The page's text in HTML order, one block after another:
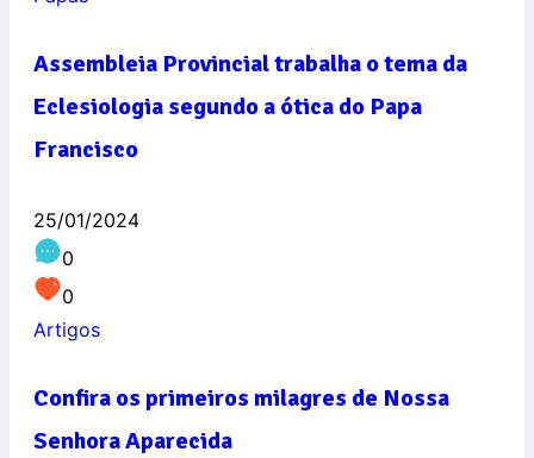
Assembleia Provincial trabalha o tema da
Eclesiologia segundo a ótica do Papa
Francisco
25/01/2024
0
0
Artigos
Confira os primeiros milagres de Nossa
Senhora Aparecida